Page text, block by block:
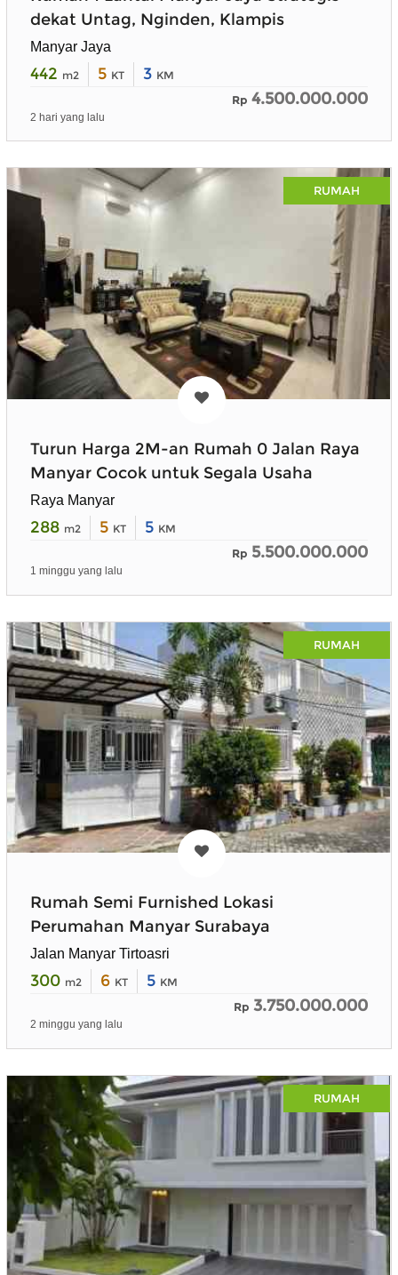
dekat Untag, Nginden, Klampis
Manyar Jaya
442 m2 5 KT 3 KM
Rp 4.500.000.000
2 hari yang lalu
RUMAH
Turun Harga 2M-an Rumah 0 Jalan Raya
Manyar Cocok untuk Segala Usaha
Raya Manyar
288 m2 5 KT 5 KM
Rp 5.500.000.000
1 minggu yang lalu
RUMAH
Rumah Semi Furnished Lokasi
Perumahan Manyar Surabaya
Jalan Manyar Tirtoasri
300 m2 6 KT 5 KM
Rp 3.750.000.000
2 minggu yang lalu
RUMAH